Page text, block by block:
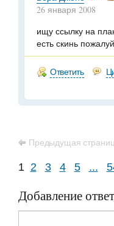
26 января 2008
ищу ссылку на
есть скинь
Ответить
Предыдущая
1 2 3 4 5 ...
Добавление